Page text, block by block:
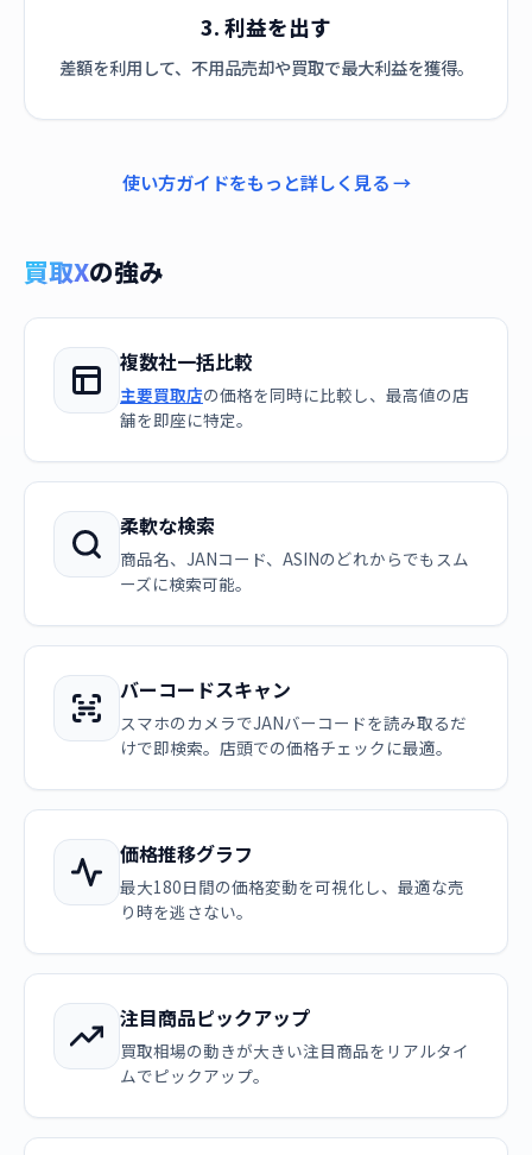
3. 利益を出す
差額を利用して、不用品売却や買取で最大利益を獲得。
使い方ガイドをもっと詳しく見る →
買取Xの強み
複数社一括比較
主要買取店の価格を同時に比較し、最高値の店
舗を即座に特定。
柔軟な検索
商品名、JANコード、ASINのどれからでもスム
ーズに検索可能。
バーコードスキャン
スマホのカメラでJANバーコードを読み取るだ
けで即検索。店頭での価格チェックに最適。
価格推移グラフ
最大180日間の価格変動を可視化し、最適な売
り時を逃さない。
注目商品ピックアップ
買取相場の動きが大きい注目商品をリアルタイ
ムでピックアップ。